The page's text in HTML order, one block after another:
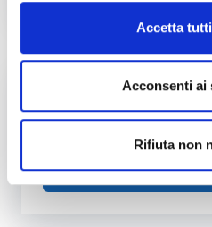
Accetta
Acconsenti ai
Rifiuta non
Grafico che mostra
30 minuti:369 km
Fai l'upgrade a più kW in
Puoi aumentare la
SCOPRI